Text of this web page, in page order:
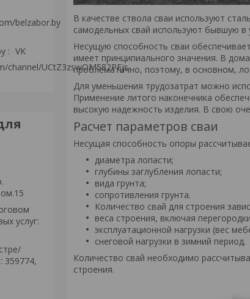
belzabor.by
VK
channel/UCtZ3zswOM582PEjs-
услуг:
359774,
В качестве ствола сваи используют
самодельных свай используют бывшую
Несущую способность сваи
имеет принципиального значения. В
проблематично, поэтому, в основном,
Для уменьшения трудозатрат можно
Применение литого наконечника
высокую надежность изделия. В свою
Расчет параметров сваи
Несущая способность опоры
диаметра лопасти;
глубины заглубления лопасти;
вида грунта;
сопротивления грунта.
Количество свай для строения
веса строения, включая
эксплуатационной нагрузки (вес
снеговой нагрузки в зимний период.
Количество свай необходимо
строения.